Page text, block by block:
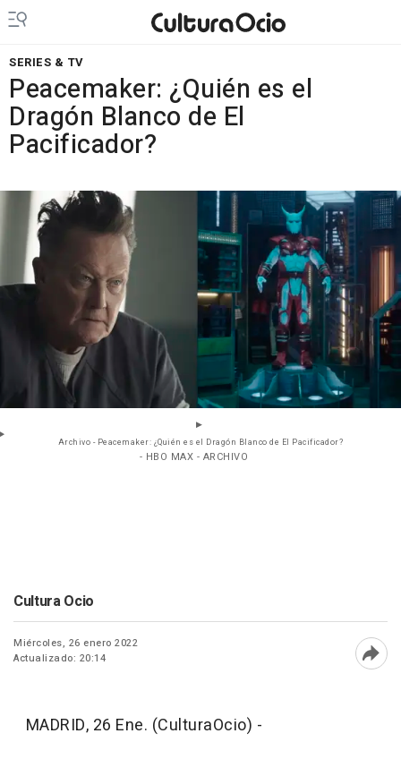
SERIES & TV
Peacemaker: ¿Quién es el
Dragón Blanco de El
Pacificador?
Archivo - Peacemaker: ¿Quién es el Dragón Blanco de El Pacificador?
- HBO MAX - ARCHIVO
Cultura Ocio
Miércoles, 26 enero 2022
Actualizado: 20:14
MADRID, 26 Ene. (CulturaOcio) -